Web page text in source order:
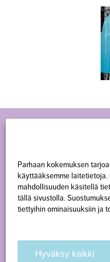
Parhaan kokemuksen
käyttääksemme
mahdollisuuden käsitellä
tällä sivustolla.
tiettyihin ominaisuuksiin ja
Hyväksy kaikki